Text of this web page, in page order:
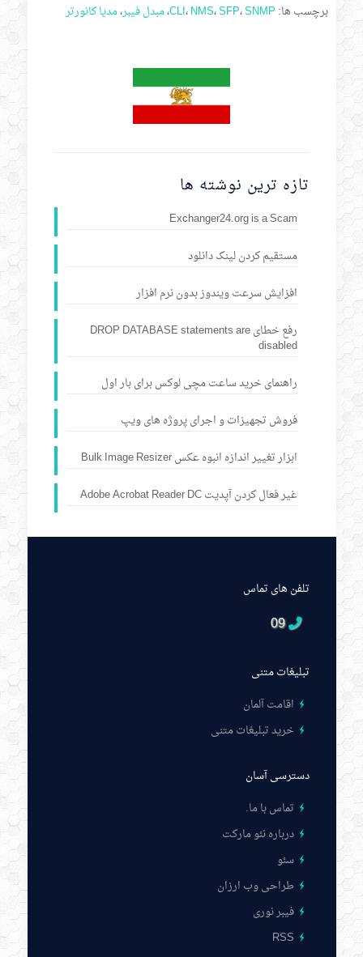
برچسب ها: CLI،NMS،SFP،SNMP ،مبدل فیبر،مدیا کانورتر
تازه ترین نوشته ها
Exchanger24.org is a Scam
مستقیم کردن لینک دانلود
افزایش سرعت ویندوز بدون نرم افزار
رفع خطای DROP DATABASE statements are
disabled
راهنمای خرید ساعت مچی لوکس برای بار اول
فروش تجهیزات و اجرای پروژه های ویپ
ابزار تغییر اندازه انبوه عکس Bulk Image Resizer
غیر فعال کردن آپدیت Adobe Acrobat Reader DC
تلفن های تماس
09
تبلیغات متنی
اقامت آلمان
خرید تبلیغات متنی
دسترسی آسان
تماس با ما.
درباره نئو مارکت
سئو
طراحی وب ارزان
فیبر نوری
RSS